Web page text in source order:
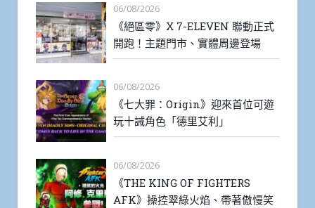
06/08/2026
《絕區零》X 7-ELEVEN 聯動正式
開跑！主題門市、實體周邊登場
06/08/2026
《七大罪：Origin》迎來首位可遊
玩十誡角色「德里艾利」
06/08/2026
《THE KING OF FIGHTERS
AFK》操控翠綠火焰、帶著傲慢笑